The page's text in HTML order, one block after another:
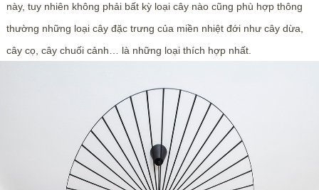
này, tuy nhiên không phải bất kỳ loại cây nào cũng phù hợp thông
thường những loại cây đặc trưng của miền nhiệt đới như cây dừa,
cây cọ, cây chuối cảnh… là những loại thích hợp nhất.